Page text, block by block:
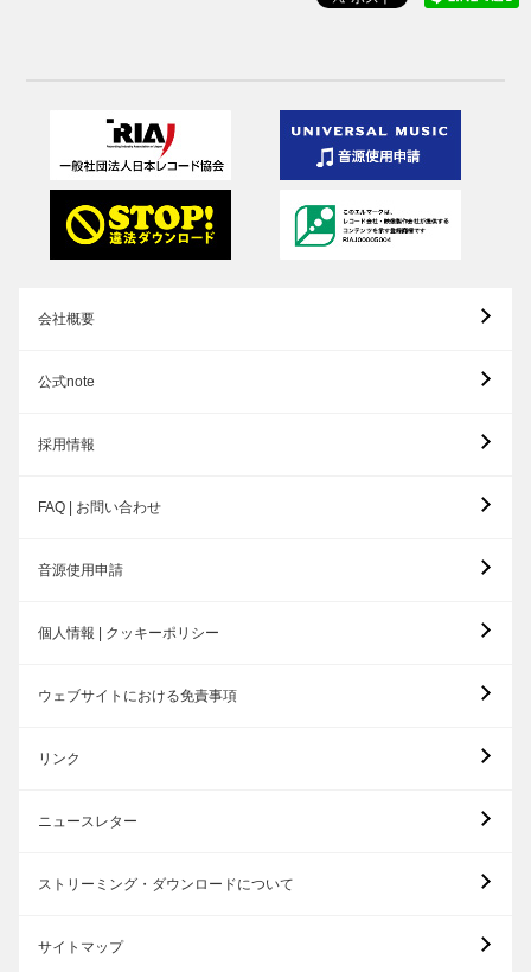
会社概要
公式note
採用情報
FAQ | お問い合わせ
音源使用申請
個人情報 | クッキーポリシー
ウェブサイトにおける免責事項
リンク
ニュースレター
ストリーミング・ダウンロードについて
サイトマップ